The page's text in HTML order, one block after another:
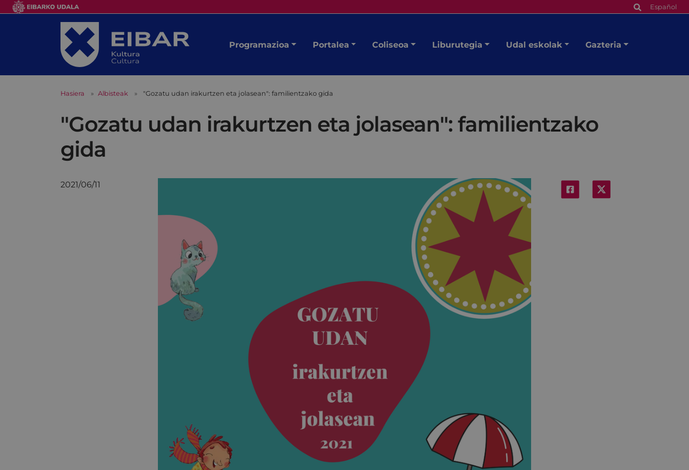
Español
Programazioa Portalea Coliseoa Liburutegia Udal eskolak Gazteria
Hasiera Albisteak "Gozatu udan irakurtzen eta jolasean": familientzako gida
"Gozatu udan irakurtzen eta jolasean": familientzako
gida
2021/06/11